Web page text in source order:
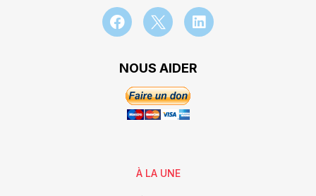
NOUS AIDER
À LA UNE